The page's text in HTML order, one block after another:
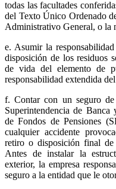
todas las facultades
del Texto Único Ordenado
Administrativo General, o la
e. Asumir la
disposición de los residuos
de vida del elemento de
responsabilidad extendida
f. Contar con un seguro
Superintendencia de
de Fondos de Pensiones
cualquier accidente
retiro o disposición final de
Antes de instalar la
exterior, la empresa
seguro a la entidad que le